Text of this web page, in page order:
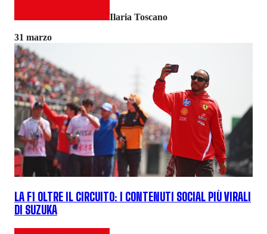
Ilaria Toscano
31 marzo
LA F1 OLTRE IL CIRCUITO: I CONTENUTI SOCIAL PIÙ VIRALI
DI SUZUKA